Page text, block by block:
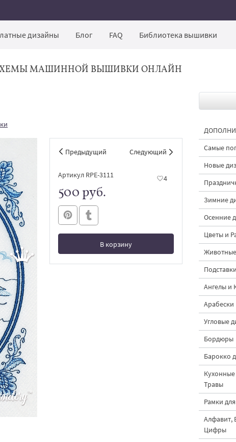
дизайны Блог FAQ Библиотека вышивки
МАШИННОЙ ВЫШИВКИ ОНЛАЙН
Предыдущий Следующий
Артикул RPE-3111 4
500 руб.
В корзину
В корзине
Самые
Новые
Зимние
Осенние
Цветы и
Животные
Ангелы и
Арабески
Угловые
Бордюры
Барокко
Травы
Рамки
Алфавит,
Цифры